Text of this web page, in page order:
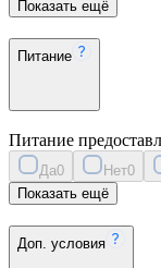
Показать ещё
Питание
Питание
Да0 Нет0
Показать ещё
Доп. условия